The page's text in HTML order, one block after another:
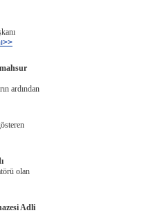
ardından
olan
Adli